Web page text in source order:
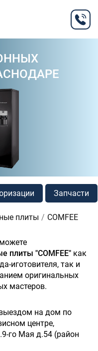
Запчасти
плиты COMFEE
плиты "COMFEE" как
иготовителя, так и
оригинальных
мастеров.
на дом по
центре,
го Мая д.54 (район